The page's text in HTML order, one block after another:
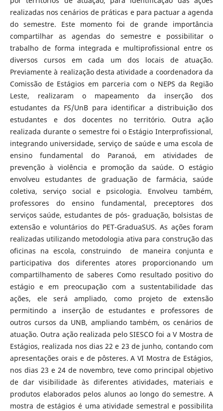
realizadas nos cenários de práticas e para pactuar a agenda
do semestre. Este momento foi de grande importância
compartilhar as agendas do semestre e possibilitar o
trabalho de forma integrada e multiprofissional entre os
diversos cursos em cada um dos locais de atuação.
Previamente à realização desta atividade a coordenadora da
Comissão de Estágios em parceria com o NEPS da Região
Leste, realizaram o mapeamento da inserção dos
estudantes da FS/UnB para identificar a distribuição dos
estudantes e dos docentes no território. Outra ação
realizada durante o semestre foi o Estágio Interprofissional,
integrando universidade, serviço de saúde e uma escola de
ensino fundamental do Paranoá, em atividades de
prevenção à violência e promoção da saúde. O estágio
envolveu estudantes de graduação de farmácia, saúde
coletiva, serviço social e psicologia. Envolveu também,
professores do ensino fundamental, preceptores dos
serviços saúde, estudantes de pós- graduação, bolsistas de
extensão e voluntários do PET-GraduaSUS. As ações foram
realizadas utilizando metodologia ativa para construção das
oficinas na escola, construindo de maneira conjunta e
participativa dos diferentes atores proporcionando um
compartilhamento de saberes Como resultado positivo do
estágio e em preocupação com a sustentabilidade das
ações, ele será ampliado, como projeto de extensão
permitindo a inserção de estudantes e professores de
outros cursos da UNB, ampliando também, os cenários de
atuação. Outra ação realizada pelo SIESCO foi a V Mostra de
Estágios, realizada nos dias 22 e 23 de junho, contando com
apresentações orais e de pôsteres. A VI Mostra de Estágios,
nos dias 23 e 24 de novembro, teve como principal objetivo
de dar visibilidade às diferentes atividades, materiais e
produtos elaborados pelos alunos ao longo do semestre. A
mostra de estágios é uma atividade semestral e possibilita